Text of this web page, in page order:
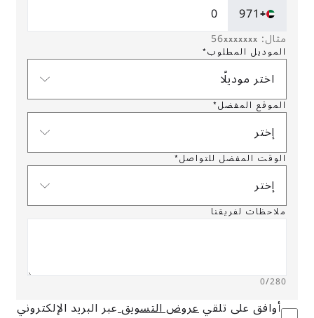
+971
مثال: 56xxxxxxx
الموديل المطلوب*
اختر موديلًا
الموقع المفضل*
إختر
الوقت المفضل للتواصل*
إختر
ملاحظات لفريقنا
0/280
أوافق على تلقيعروض التسويق عبر البريد الإلكتروني